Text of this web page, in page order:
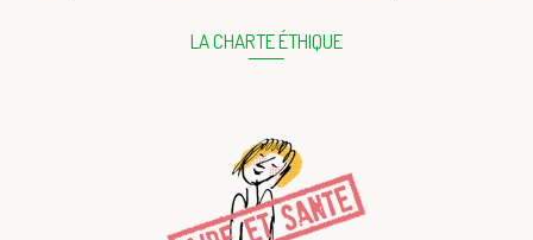
LA CHARTE ÉTHIQUE